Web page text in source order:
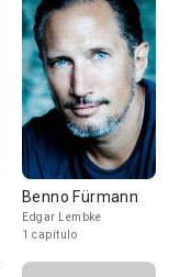
Benno Fürmann
Edgar Lembke
1 capítulo